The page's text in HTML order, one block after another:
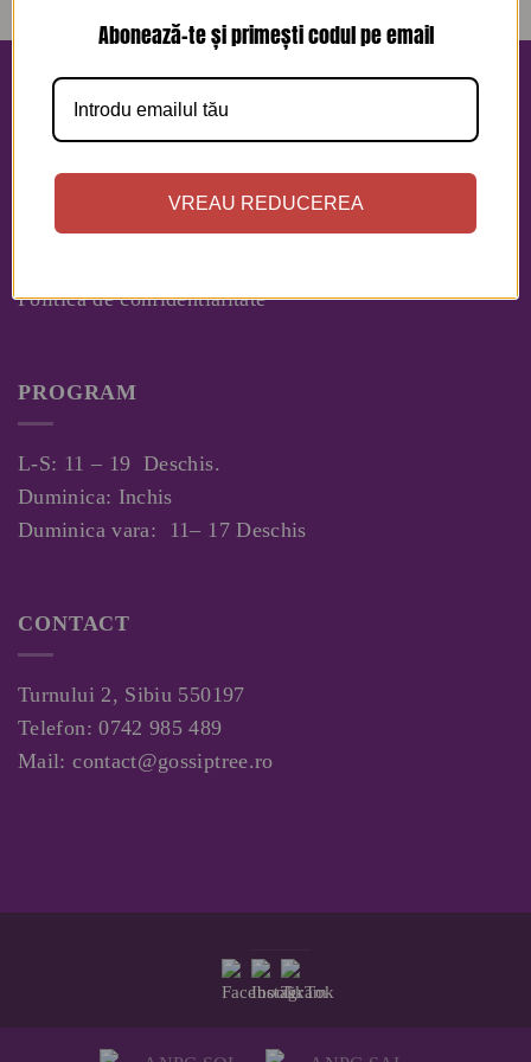
Despre Noi
Politica de confidentialitate
PROGRAM
L-S: 11 – 19 Deschis.
Duminica: Inchis
Duminica vara: 11– 17 Deschis
CONTACT
Turnului 2, Sibiu 550197
Telefon:0742 985 489
Mail:contact@gossiptree.ro
Abonează-te și primești codul pe email
VREAU REDUCEREA